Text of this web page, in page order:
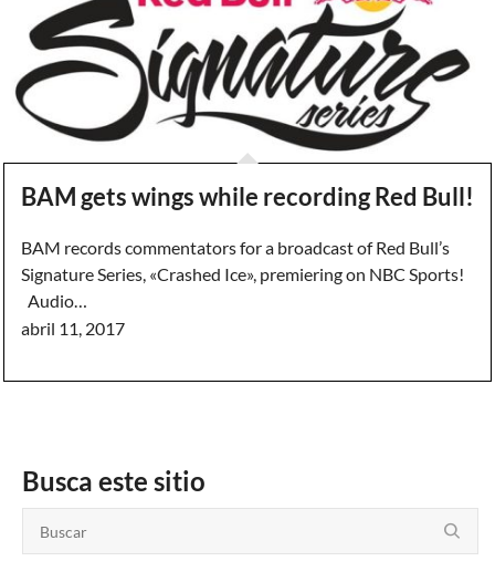
BAM gets wings while recording Red Bull!
BAM records commentators for a broadcast of Red Bull’s
Signature Series, «Crashed Ice», premiering on NBC Sports!
Audio…
abril 11, 2017
Busca este sitio